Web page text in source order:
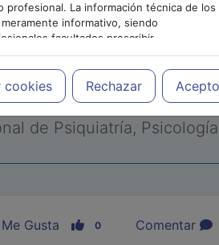
profesional. La información técnica de los
informativo, siendo
facultados prescribir
caso concreto, el tratamiento más
del paciente.
cookies Rechazar Acepto
PUBLICIDAD
de Psiquiatría,
Me Gusta 0 Comentar